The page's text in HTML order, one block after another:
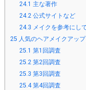
24.1 主な著作
24.2 公式サイトなど
24.3 メイクを参考にし
25人気のヘアメイクアッ
25.1 第1回調査
25.2 第2回調査
25.3 第3回調査
25.4第4回調査